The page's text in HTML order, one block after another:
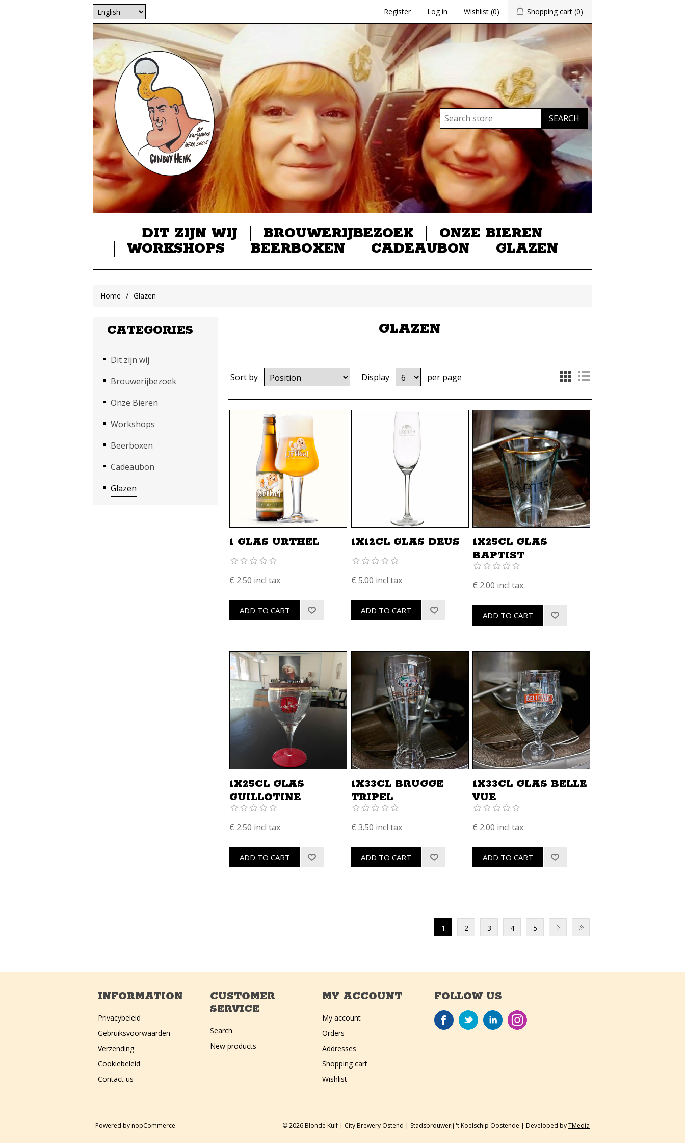
Register Log in Wishlist (0) Shopping cart (0)
DIT ZIJN WIJ BROUWERIJBEZOEK
ONZE BIEREN
WORKSHOPS
BEERBOXEN CADEAUBON GLAZEN
Home / Glazen
CATEGORIES
Dit zijn wij
Brouwerijbezoek
Onze Bieren
Workshops
Beerboxen
Cadeaubon
Glazen
GLAZEN
Sort by Display per page
1 GLAS URTHEL
€ 2.50 incl tax
1X12CL GLAS DEUS
€ 5.00 incl tax
1X25CL GLAS
BAPTIST
€ 2.00 incl tax
1X25CL GLAS
GUILLOTINE
€ 2.50 incl tax
1X33CL BRUGGE
TRIPEL
€ 3.50 incl tax
1X33CL GLAS BELLE
VUE
€ 2.00 incl tax
1 2 3 4 5
INFORMATION
Privacybeleid
Gebruiksvoorwaarden
Verzending
Cookiebeleid
Contact us
CUSTOMER
SERVICE
Search
New products
MY ACCOUNT
My account
Orders
Addresses
Shopping cart
Wishlist
FOLLOW US
© 2026 Blonde Kuif | City Brewery Ostend | Stadsbrouwerij 't Koelschip Oostende | Developed byTMedia
Powered bynopCommerce